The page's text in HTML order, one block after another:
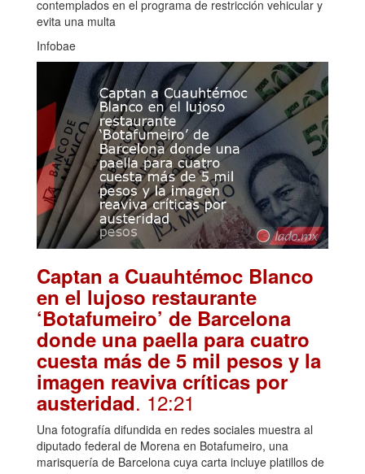
contemplados en el programa de restricción vehicular y
evita una multa
Infobae
Captan a Cuauhtémoc Blanco
en el lujoso restaurante
‘Botafumeiro’ de Barcelona
donde una paella para cuatro
cuesta más de 5 mil pesos y la
imagen reaviva críticas por
austeridad. 12:21
Una fotografía difundida en redes sociales muestra al
diputado federal de Morena en Botafumeiro, una
marisquería de Barcelona cuya carta incluye platillos de